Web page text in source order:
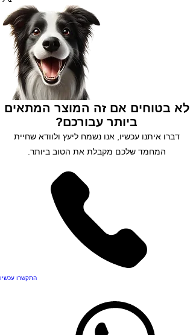
לא בטוחים אם זה המוצר המתאים
ביותר עבורכם?
דברו איתנו עכשיו, אנו נשמח ליעץ ולוודא שחיית
המחמד שלכם מקבלת את הטוב ביותר.
התקשרו עכשיו